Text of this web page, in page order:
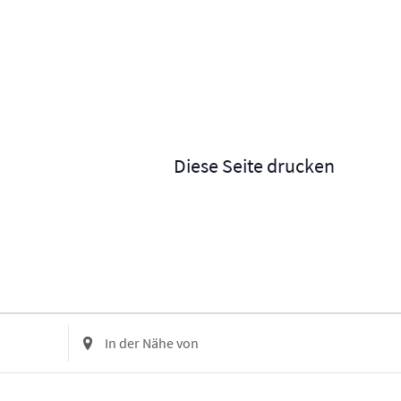
Diese Seite drucken
Standort
eingeben.